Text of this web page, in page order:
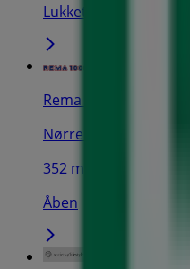
Lukket
Rema 1000
Nørre Allé 24-26, Århus
352 m
Åben